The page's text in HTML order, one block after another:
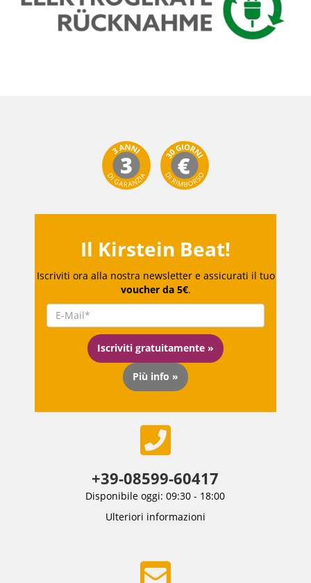
Il Kirstein Beat!
Iscriviti ora alla nostra newsletter e assicurati il tuo
voucher da 5€.
Iscriviti gratuitamente »
Più info »
+39-08599-60417
Disponibile oggi: 09:30 - 18:00
Ulteriori informazioni